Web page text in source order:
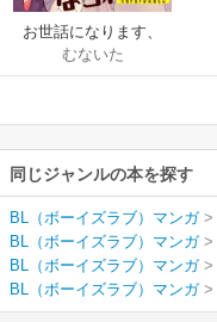
お世話になります、
なられます【単話
売】
むないた
同じジャンルの本を探す
BL（ボーイズラブ）マンガ>
BL（ボーイズラブ）マンガ>
BL（ボーイズラブ）マンガ>
BL（ボーイズラブ）マンガ>